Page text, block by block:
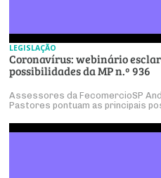
LEGISLAÇÃO
Coronavírus: webinário
possibilidades da MP n.º 936
Assessores da FecomercioSP
Pastores pontuam as principais